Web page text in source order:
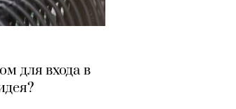
для входа в